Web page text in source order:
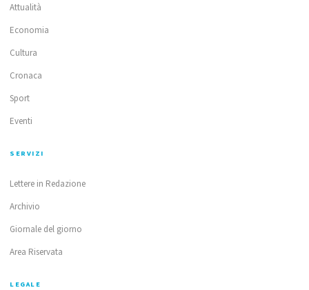
Attualità
Economia
Cultura
Cronaca
Sport
Eventi
SERVIZI
Lettere in Redazione
Archivio
Giornale del giorno
Area Riservata
LEGALE